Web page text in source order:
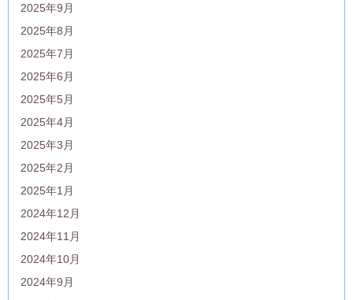
2025年9月
2025年8月
2025年7月
2025年6月
2025年5月
2025年4月
2025年3月
2025年2月
2025年1月
2024年12月
2024年11月
2024年10月
2024年9月